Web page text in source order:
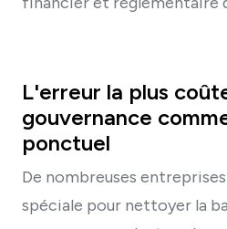
L'erreur la plus
gouvernance
ponctuel
De nombreuses
spéciale pour nettoyer la